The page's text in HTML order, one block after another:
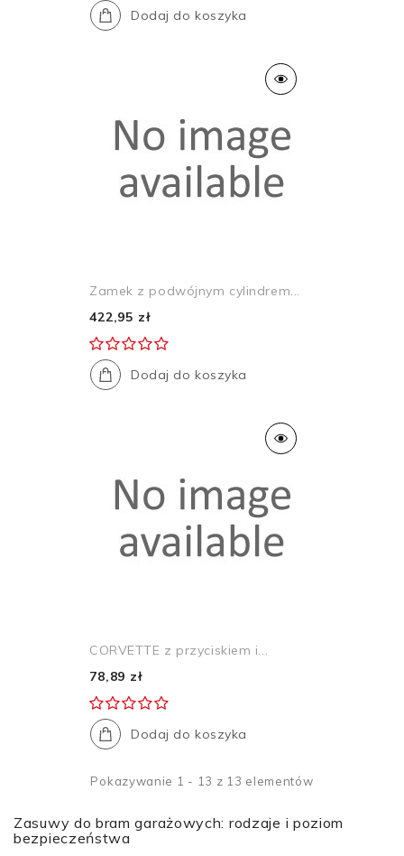
Dodaj do koszyka
Zamek z podwójnym cylindrem...
422,95 zł
Dodaj do koszyka
CORVETTE z przyciskiem i...
78,89 zł
Dodaj do koszyka
Pokazywanie 1 - 13 z 13 elementów
Zasuwy do bram garażowych: rodzaje i poziom
bezpieczeństwa